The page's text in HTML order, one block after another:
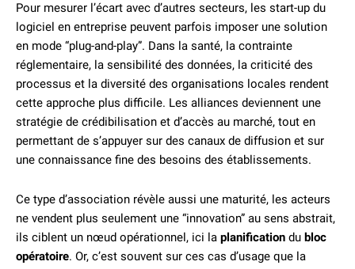
Pour mesurer l’écart avec d’autres secteurs, les start-up du
logiciel en entreprise peuvent parfois imposer une solution
en mode “plug-and-play”. Dans la santé, la contrainte
réglementaire, la sensibilité des données, la criticité des
processus et la diversité des organisations locales rendent
cette approche plus difficile. Les alliances deviennent une
stratégie de crédibilisation et d’accès au marché, tout en
permettant de s’appuyer sur des canaux de diffusion et sur
une connaissance fine des besoins des établissements.
Ce type d’association révèle aussi une maturité, les acteurs
ne vendent plus seulement une “innovation” au sens abstrait,
ils ciblent un nœud opérationnel, ici la planification du bloc
opératoire. Or, c’est souvent sur ces cas d’usage que la